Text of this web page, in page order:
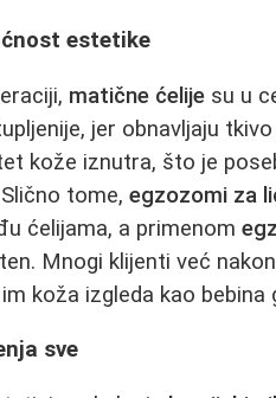
estetike
matične ćelije su u
jer obnavljaju
kože iznutra, što je
tome,egzozomi za
ćelijama, a primenom
Mnogi klijenti već
koža izgleda kao bebina
sve